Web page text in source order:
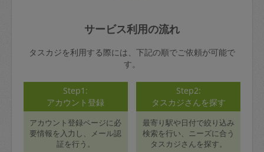
サービス利用の流れ
タスカジを利用する際には、下記の順でご依頼が可能で
す。
Step1:
アカウント登録
アカウント登録ページに必
要情報を入力し、メール認
証を行う。
Step2:
タスカジさんを探す
最寄り駅や日付で絞り込み
検索を行い、ニーズに合う
タスカジさんを探す。